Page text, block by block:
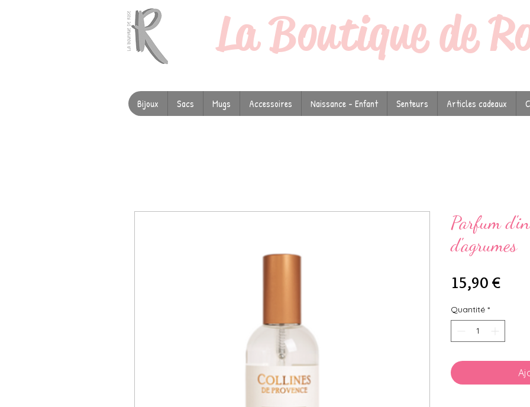
LaBoutique de
Bijoux Sacs Mugs Accessoires Naissance - Enfant Senteurs Articles cadeaux
Parfum
d'agrumes
15,90 €Prix
Quantité *